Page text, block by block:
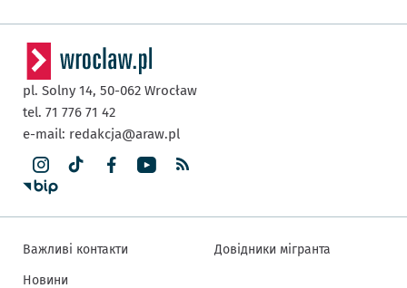
pl. Solny 14, 50-062 Wrocław
tel. 71 776 71 42
e-mail: redakcja@araw.pl
Важливі контакти
Новини
Довідники мігранта